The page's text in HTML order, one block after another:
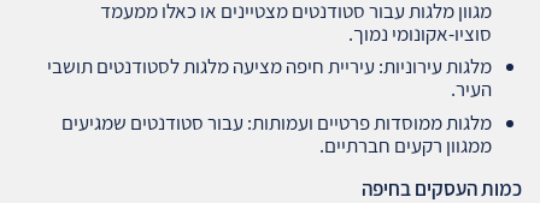
מגוון מלגות עבור סטודנטים מצטיינים או כאלו ממעמד
סוציו-אקונומי נמוך.
מלגות עירוניות: עיריית חיפה מציעה מלגות לסטודנטים תושבי
העיר.
מלגות ממוסדות פרטיים ועמותות: עבור סטודנטים שמגיעים
ממגוון רקעים חברתיים.
כמות העסקים בחיפה